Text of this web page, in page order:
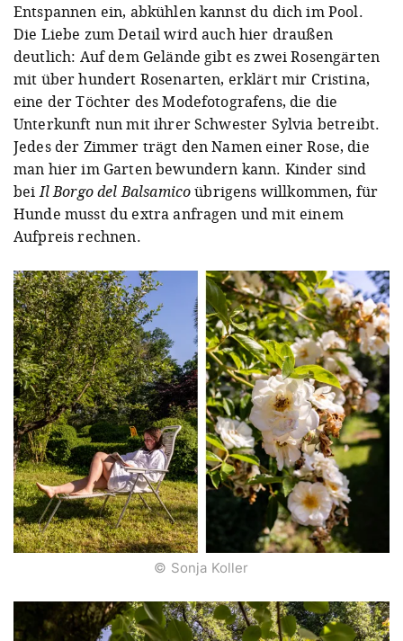
Entspannen ein, abkühlen kannst du dich im Pool.
Die Liebe zum Detail wird auch hier draußen
deutlich: Auf dem Gelände gibt es zwei Rosengärten
mit über hundert Rosenarten, erklärt mir Cristina,
eine der Töchter des Modefotografens, die die
Unterkunft nun mit ihrer Schwester Sylvia betreibt.
Jedes der Zimmer trägt den Namen einer Rose, die
man hier im Garten bewundern kann. Kinder sind
beiIl Borgo del Balsamicoübrigens willkommen, für
Hunde musst du extra anfragen und mit einem
Aufpreis rechnen.
© Sonja Koller